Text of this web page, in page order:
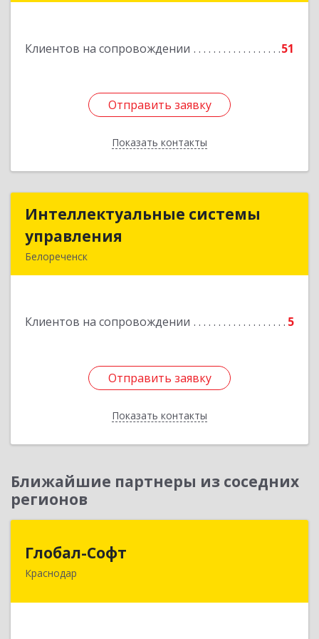
Клиентов на сопровождении 51
Отправить заявку
Показать контакты
Отправить заявку
Назад
Интеллектуальные системы
управления
Белореченск
Клиентов на сопровождении 5
Отправить заявку
Показать контакты
Интеллектуальные системы
Подробнее
Отправить заявку
Назад
Ближайшие партнеры из соседних
регионов
Глобал-Софт
Краснодар350018, Краснодарский край, Краснодар г,